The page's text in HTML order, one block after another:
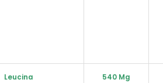
Leucina 540 Mg